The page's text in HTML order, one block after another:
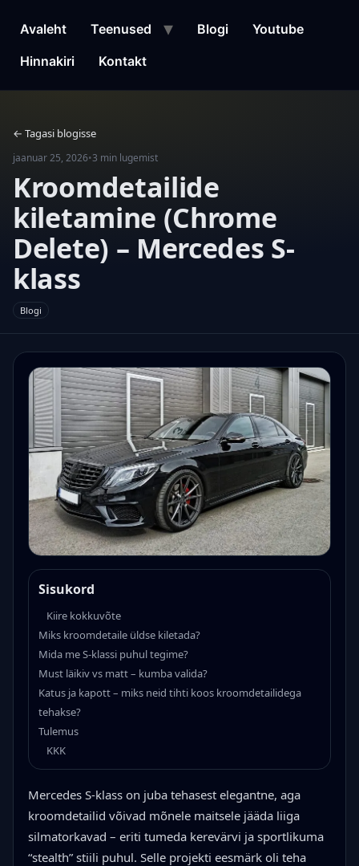
sisuAvaleht Teenused Blogi
Youtube
Hinnakiri
Kontakt
← Tagasi blogisse
jaanuar 25, 2026•3 min lugemist
Kroomdetailide
kiletamine (Chrome
Delete) – Mercedes S-
klass
Blogi
Sisukord
Kiire kokkuvõte
Miks kroomdetaile üldse kiletada?
Mida me S-klassi puhul tegime?
Must läikiv vs matt – kumba valida?
Katus ja kapott – miks neid tihti koos kroomdetailidega
tehakse?
Tulemus
KKK
Mercedes S-klass on juba tehasest elegantne, aga
kroomdetailid võivad mõnele maitsele jääda liiga
silmatorkavad – eriti tumeda kerevärvi ja sportlikuma
“stealth” stiili puhul. Selle projekti eesmärk oli teha